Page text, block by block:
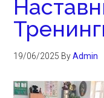
19/06/2025 ByAdmin